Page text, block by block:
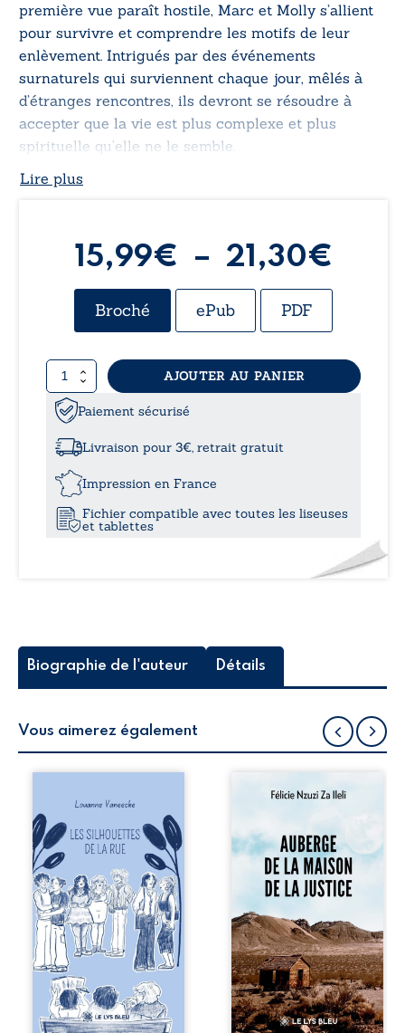
première vue paraît hostile, Marc et Molly s’allient
pour survivre et comprendre les motifs de leur
enlèvement. Intrigués par des événements
surnaturels qui surviennent chaque jour, mêlés à
d’étranges rencontres, ils devront se résoudre à
accepter que la vie est plus complexe et plus
spirituelle qu’elle ne le semble.
Lire plus
15,99€ – 21,30€
de
Broché ePub PDF
quantité
de
On
meurt
vraiment
AJOUTER AU PANIER
Paiement sécurisé
Livraison pour 3€, retrait gratuit
Impression en France
Fichier compatible avec toutes les liseuses
et tablettes
Biographie de l'auteur Détails
Vous aimerez également
la rue donne la
parole à six
personnages
ordinaires,
traversés par des
pensées, des
émotions et des
silences qui
pourraient
appartenir à
chacun de nous. À
travers leurs
parcours, ce
roman invite à
porter un regard
Auberge de la
récit-témoignage
consacré au
parcours
exemplaire de
Mbala Zi Nkuaku
Lema Félix.
Magistrat intègre,
fervent défenseur
des droits
humains et de
l’indépendance
judiciaire, il voit sa
carrière de trente-